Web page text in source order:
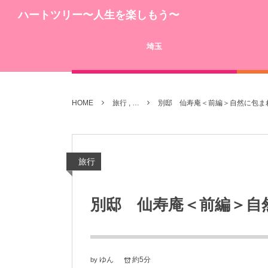
ハートツリー〜人生を楽しもう〜
埼玉
HOME 旅行 , … 別邸 仙寿庵＜前編＞自然に包
旅行
別邸 仙寿庵＜前編＞
by ゆん 約5分